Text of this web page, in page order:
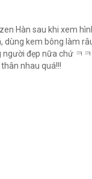
Hàn sau khi xem
dùng kem bông làm
đẹp nữa chứ ㅋㅋ
nhau quá!!!